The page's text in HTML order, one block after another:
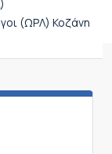
(ΩΡΛ) Κοζάνη